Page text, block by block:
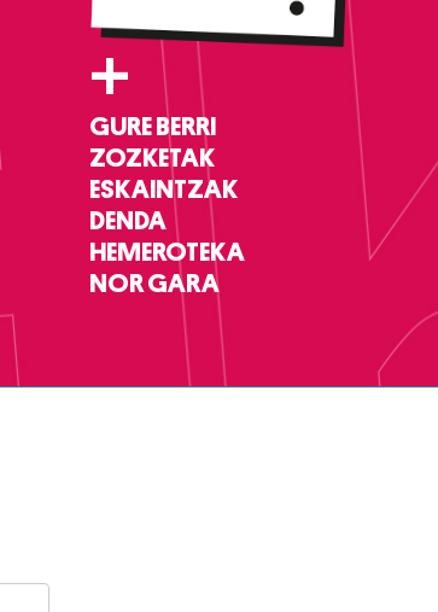
+
GURE BERRI
ZOZKETAK
ESKAINTZAK
DENDA
HEMEROTEKA
NOR GARA